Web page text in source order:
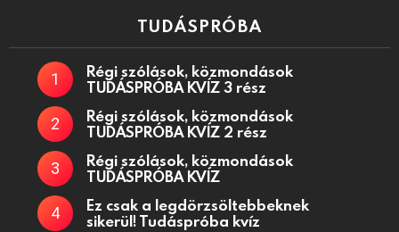
TUDÁSPRÓBA
Régi szólások, közmondások
TUDÁSPRÓBA KVÍZ 3 rész
Régi szólások, közmondások
TUDÁSPRÓBA KVÍZ 2 rész
Régi szólások, közmondások
TUDÁSPRÓBA KVÍZ
Ez csak a legdörzsöltebbeknek
sikerül! Tudáspróba kvíz